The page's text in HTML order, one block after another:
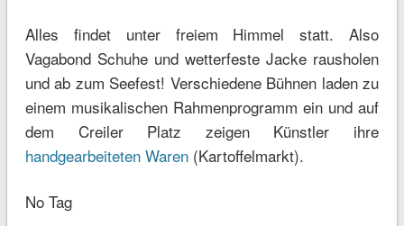
Alles findet unter freiem Himmel statt. Also
Vagabond Schuhe und wetterfeste Jacke rausholen
und ab zum Seefest! Verschiedene Bühnen laden zu
einem musikalischen Rahmenprogramm ein und auf
dem Creiler Platz zeigen Künstler ihre
handgearbeiteten Waren(Kartoffelmarkt).
No Tag